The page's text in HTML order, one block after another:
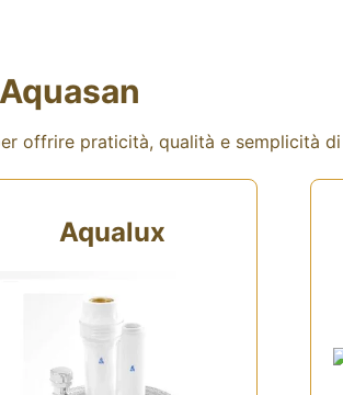
offrire praticità, qualità e semplicità
Aqualux